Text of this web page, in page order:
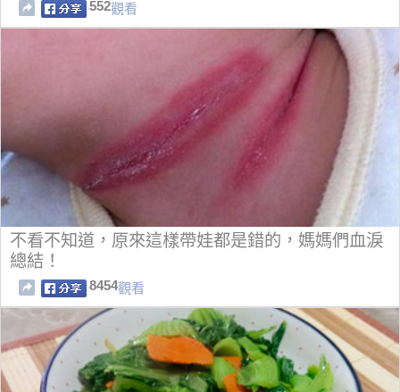
552觀看
不看不知道，原來這樣帶娃都是錯的，媽媽們血淚
總結！
8454觀看